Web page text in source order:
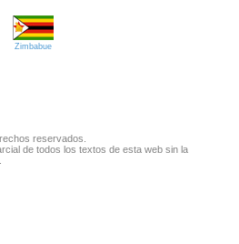
Zimbabue
reservados.
de todos los textos de esta web sin la